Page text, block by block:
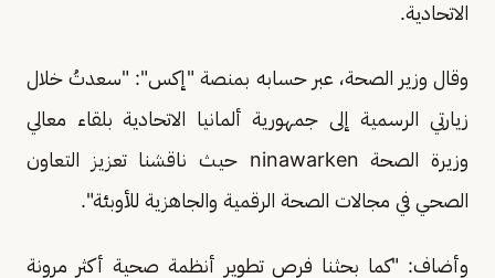
الاتحادية.
وقال وزير الصحة، عبر حسابه بمنصة "إكس": "سعدتُ خلال
زيارتي الرسمية إلى جمهورية ألمانيا الاتحادية بلقاء معالي
وزيرة الصحة ninawarken حيث ناقشنا تعزيز التعاون
الصحي في مجالات الصحة الرقمية والجاهزية للأوبئة".
وأضاف: "كما بحثنا فرص تطوير أنظمة صحية أكثر مرونة